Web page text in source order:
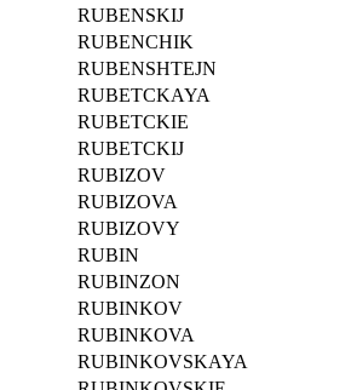
RUBENSKIJ
RUBENCHIK
RUBENSHTEJN
RUBETCKAYA
RUBETCKIE
RUBETCKIJ
RUBIZOV
RUBIZOVA
RUBIZOVY
RUBIN
RUBINZON
RUBINKOV
RUBINKOVA
RUBINKOVSKAYA